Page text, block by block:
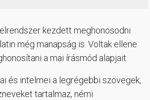
kezdett meghonosodni
még manapság is. Voltak ellene
a mai írásmód alapjait.
és intelmei a legrégebbi szövegek,
tartalmaz, némi